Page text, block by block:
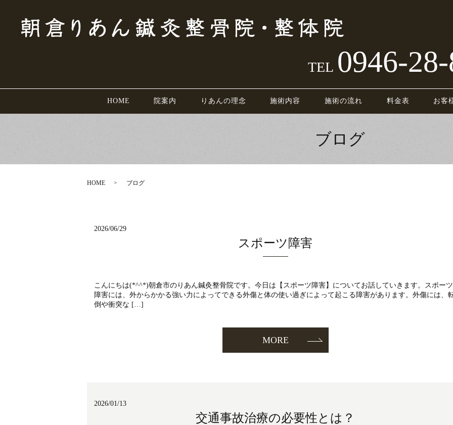
HOME 院案内 りあんの理念 施術内容 施術の流れ 料金表 お客
TEL 0946-
ブログ
HOME ブログ
2026/06/29
スポーツ障害
こんにちは(*^^*)朝倉市のりあん鍼灸整骨院です。今日は【スポーツ障害】についてお話していきます。スポーツ
障害には、外からかかる強い力によってできる外傷と体の使い過ぎによって起こる障害があります。外傷には、
倒や衝突な […]
MORE
2026/01/13
交通事故治療の必要性とは？